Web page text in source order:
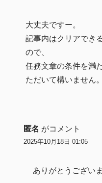
大丈夫ですー。
記事内はクリアでき
ので、
任務文章の条件を満
ただいて構いません。
匿名 がコメント
2025年10月18日 01:05
ありがとうござい